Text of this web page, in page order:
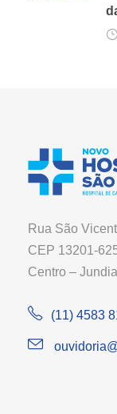
Rua São
CEP 13201-
Centro –
(11) 4583